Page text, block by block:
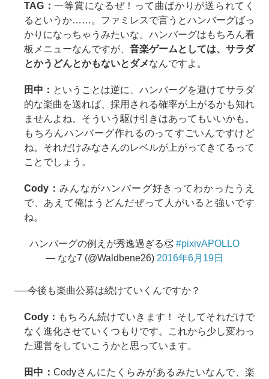
TAG：一等賞になるぜ！って曲ばかりが送られてく
るというか……。ファミレスで言うとハンバーグばっ
かりになっちゃうみたいな。ハンバーグはもちろん看
板メニューなんですが、 音楽ゲームとしては、サラダ
とかうどんとかもないとダメなんですよ。
田中： ということは逆に、ハンバーグを避けてサラダ
的な楽曲を送れば、採用される確率が上がるかも知れ
ませんよね。そういう駆け引きはあってもいいかも。
もちろんハンバーグ作れるのってすごいんですけど
ね。それだけみなさんのレベルが上がってきてるって
ことでしょう。
Cody：みんながハンバーグ好きってわかったうえ
で、あえて俺はうどんだぜって人がいると強いです
ね。
ハンバーグの例えが秀逸過ぎる👏 #pixivAPOLLO
— なな7 (@Waldbene26) 2016年6月19日
──今後も楽曲公募は続けていくんですか？
Cody： もちろん続けていきます！ そしてそれだけで
なく進化させていくつもりです。これから少し変わっ
た運営をしていこうかと思っています。
田中：Codyさんにたくらみがあるみたいなんで、楽